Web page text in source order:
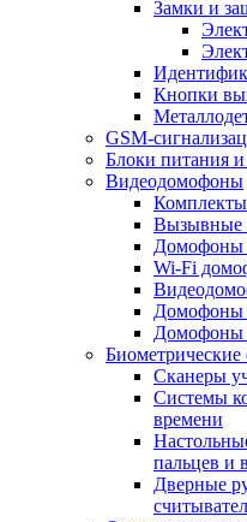
Замки и
Кнопки
GSM-
Блоки питания
Видеодомофоны
Вызывные
Домофоны
Wi-Fi
Домофоны
Домофоны
Биометрические
Сканеры
Системы
времени
пальцев и
Дверные